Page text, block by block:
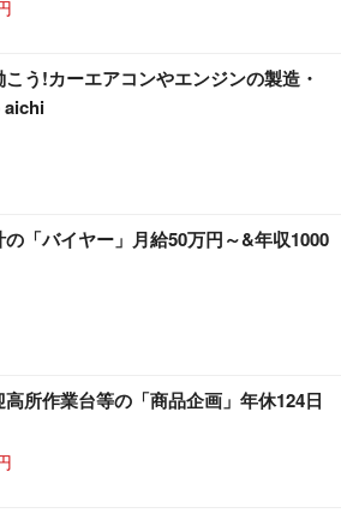
う!カーエアコンやエンジンの製造・
aichi
「バイヤー」月給50万円～&年収1000
所作業台等の「商品企画」年休124日